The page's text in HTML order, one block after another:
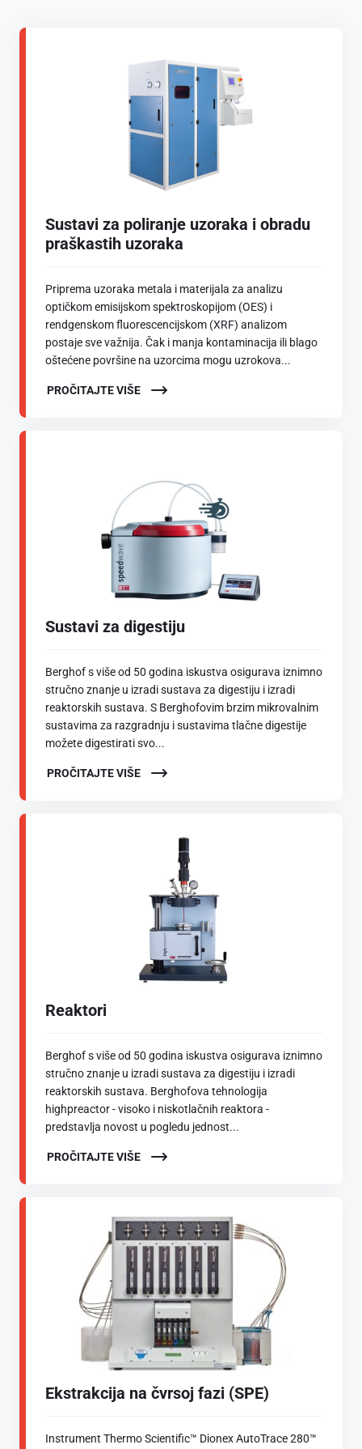
Sustavi za poliranje uzoraka i obradu
praškastih uzoraka
Priprema uzoraka metala i materijala za analizu
optičkom emisijskom spektroskopijom (OES) i
rendgenskom fluorescencijskom (XRF) analizom
postaje sve važnija. Čak i manja kontaminacija ili blago
oštećene površine na uzorcima mogu uzrokova...
PROČITAJTE VIŠE
Sustavi za digestiju
Berghof s više od 50 godina iskustva osigurava iznimno
stručno znanje u izradi sustava za digestiju i izradi
reaktorskih sustava. S Berghofovim brzim mikrovalnim
sustavima za razgradnju i sustavima tlačne digestije
možete digestirati svo...
PROČITAJTE VIŠE
Reaktori
Berghof s više od 50 godina iskustva osigurava iznimno
stručno znanje u izradi sustava za digestiju i izradi
reaktorskih sustava. Berghofova tehnologija
highpreactor - visoko i niskotlačnih reaktora -
predstavlja novost u pogledu jednost...
PROČITAJTE VIŠE
Ekstrakcija na čvrsoj fazi (SPE)
Instrument Thermo Scientific™ Dionex AutoTrace 280™